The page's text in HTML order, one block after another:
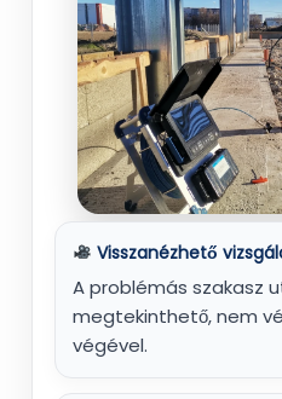
Visszanézhető
A problémás szakasz
megtekinthető, nem
végével.